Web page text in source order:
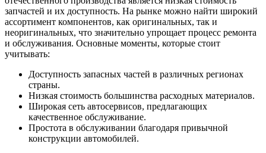
запчастей и их доступность. На рынке можно найти широкий
ассортимент компонентов, как оригинальных, так и
неоригинальных, что значительно упрощает процесс ремонта
и обслуживания. Основные моменты, которые стоит
учитывать:
Доступность запасных частей в различных регионах
страны.
Низкая стоимость большинства расходных материалов.
Широкая сеть автосервисов, предлагающих
качественное обслуживание.
Простота в обслуживании благодаря привычной
конструкции автомобилей.